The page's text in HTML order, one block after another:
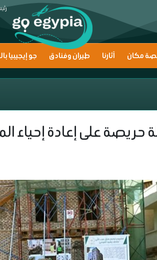
مكان آثارنا طيران وفنادق جو إيجيبيا
حريصة على إعادة إحياء